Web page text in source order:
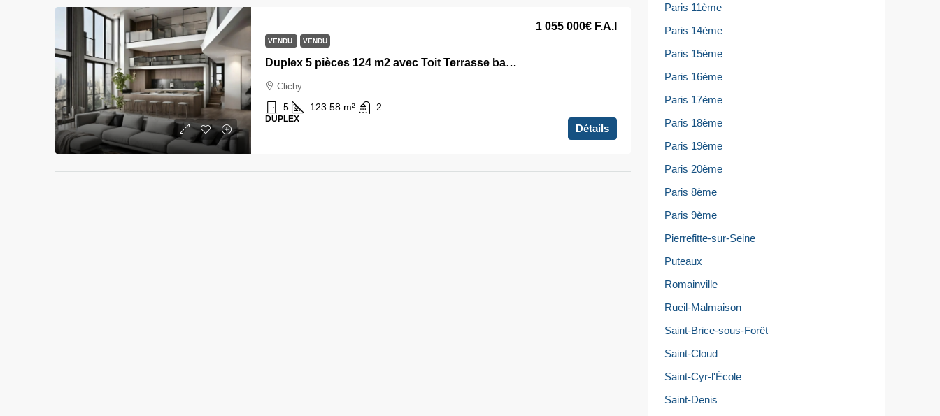
VENDU VENDU
Duplex 5 pièces 124 m2 avec Toit Terrasse balcon Patio Clichy
1 055 000€ F.A.I
Clichy
5 123.58 m² 2
DUPLEX
Détails
Paris 11ème
Paris 14ème
Paris 15ème
Paris 16ème
Paris 17ème
Paris 18ème
Paris 19ème
Paris 20ème
Paris 8ème
Paris 9ème
Pierrefitte-sur-Seine
Puteaux
Romainville
Rueil-Malmaison
Saint-Brice-sous-Forêt
Saint-Cloud
Saint-Cyr-l'École
Saint-Denis